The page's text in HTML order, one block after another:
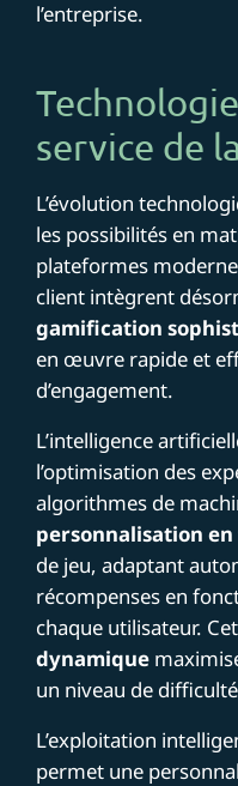
l’entreprise.
service de
L’évolution
les possibilités en
plateformes
client intègrent
gamification
en œuvre rapide et
d’engagement.
L’intelligence
l’optimisation des
algorithmes de
personnalisation
de jeu, adaptant
récompenses en
chaque utilisateur.
dynamique
un niveau de
L’exploitation
permet une